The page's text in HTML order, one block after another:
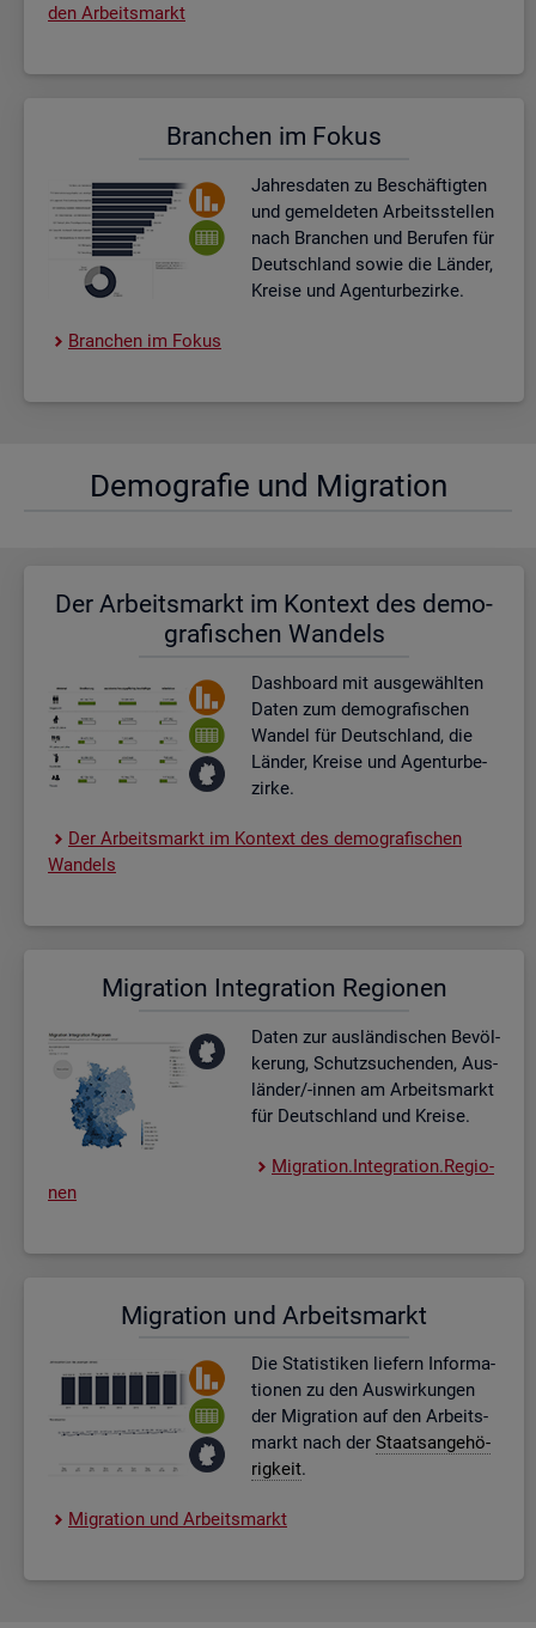
den Ar­beits­markt
Bran­chen im Fokus
Jah­res­da­ten zu Be­schäf­tig­ten
und ge­mel­de­ten Ar­beits­stel­len
nach Bran­chen und Be­ru­fen für
Deutsch­land sowie die Län­der,
Krei­se und Agen­tur­be­zir­ke.
Bran­chen im Fokus
De­mo­gra­fie und Mi­gra­ti­on
Der Ar­beits­markt im Kon­text des de­mo­
gra­fi­schen Wan­dels
Dash­board mit aus­ge­wähl­ten
Daten zum de­mo­gra­fi­schen
Wan­del für Deutsch­land, die
Län­der, Krei­se und Agen­tur­be­
zir­ke.
Der Ar­beits­markt im Kon­text des de­mo­gra­fi­schen
Wan­dels
Mi­gra­ti­on In­te­gra­ti­on Re­gio­nen
Daten zur aus­län­di­schen Be­völ­
ke­rung, Schutz­su­chen­den, Aus­
län­der/-innen am Ar­beits­markt
für Deutsch­land und Krei­se.
Mi­gra­ti­on.In­te­gra­ti­on.Re­gio­
nen
Mi­gra­ti­on und Ar­beits­markt
Die Sta­tis­ti­ken lie­fern In­for­ma­
tio­nen zu den Aus­wir­kun­gen
der Mi­gra­ti­on auf den Ar­beits­
markt nach der Staats­an­ge­hö­
rig­keit.
Mi­gra­ti­on und Ar­beits­markt